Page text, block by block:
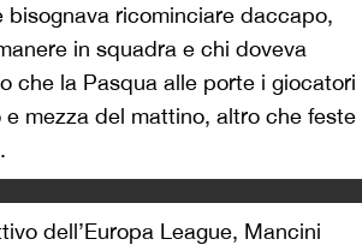
ricominciare daccapo,
in squadra e chi doveva
che la Pasqua alle porte i giocatori
mezza del mattino, altro che feste
dell’Europa League, Mancini